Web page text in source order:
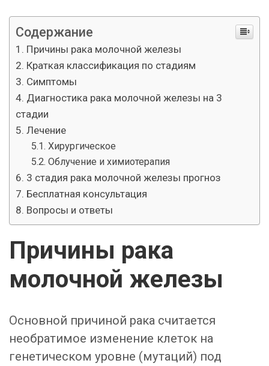
Содержание
Причины рака молочной железы
Краткая классификация по стадиям
Симптомы
Диагностика рака молочной железы на 3
стадии
Лечение
Хирургическое
Облучение и химиотерапия
3 стадия рака молочной железы прогноз
Бесплатная консультация
Вопросы и ответы
Причины рака
молочной железы
Основной причиной рака считается
необратимое изменение клеток на
генетическом уровне (мутаций) под